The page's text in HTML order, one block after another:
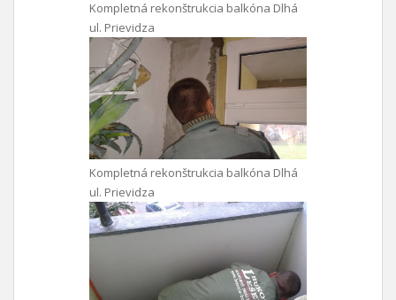
Kompletná rekonštrukcia balkóna Dlhá
ul. Prievidza
Kompletná rekonštrukcia balkóna Dlhá
ul. Prievidza